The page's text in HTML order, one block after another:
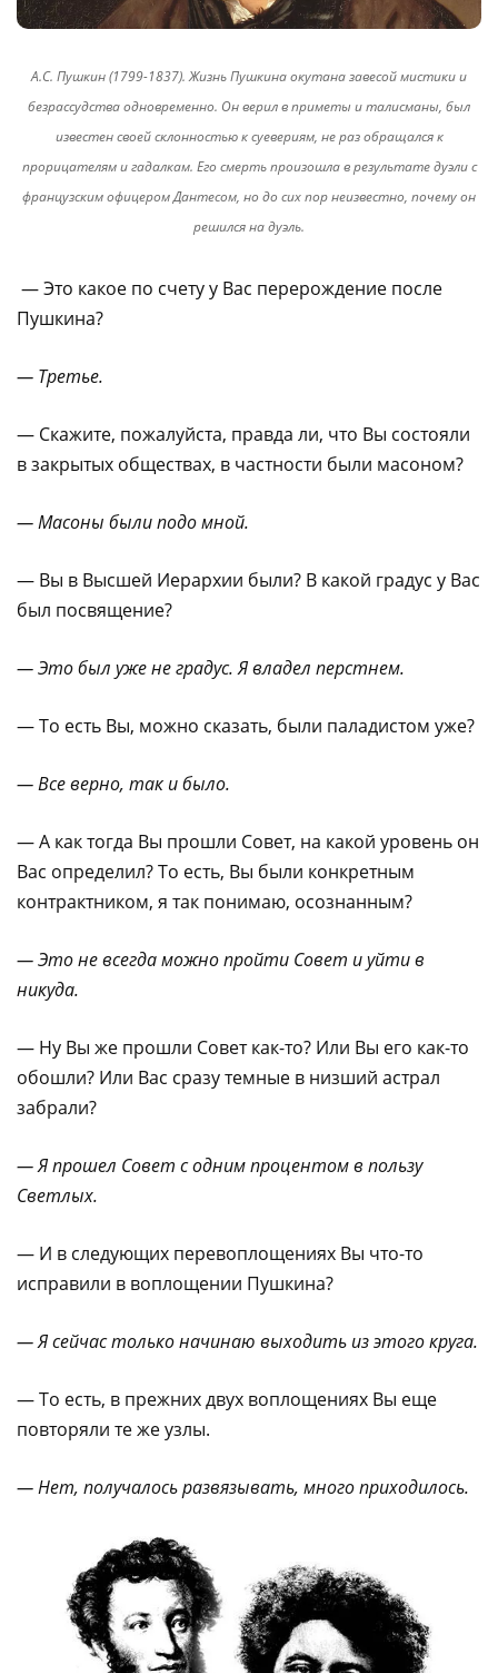
А.С. Пушкин (1799-1837). Жизнь Пушкина окутана завесой мистики и
безрассудства одновременно. Он верил в приметы и талисманы, был
известен своей склонностью к суевериям, не раз обращался к
прорицателям и гадалкам. Его смерть произошла в результате дуэли с
французским офицером Дантесом, но до сих пор неизвестно, почему он
решился на дуэль.
— Это какое по счету у Вас перерождение после
Пушкина?
— Третье.
— Скажите, пожалуйста, правда ли, что Вы состояли
в закрытых обществах, в частности были масоном?
— Масоны были подо мной.
— Вы в Высшей Иерархии были? В какой градус у Вас
был посвящение?
— Это был уже не градус. Я владел перстнем.
— То есть Вы, можно сказать, были паладистом уже?
— Все верно, так и было.
— А как тогда Вы прошли Совет, на какой уровень он
Вас определил? То есть, Вы были конкретным
контрактником, я так понимаю, осознанным?
— Это не всегда можно пройти Совет и уйти в
никуда.
— Ну Вы же прошли Совет как-то? Или Вы его как-то
обошли? Или Вас сразу темные в низший астрал
забрали?
— Я прошел Совет с одним процентом в пользу
Светлых.
— И в следующих перевоплощениях Вы что-то
исправили в воплощении Пушкина?
— Я сейчас только начинаю выходить из этого круга.
— То есть, в прежних двух воплощениях Вы еще
повторяли те же узлы.
— Нет, получалось развязывать, много приходилось.